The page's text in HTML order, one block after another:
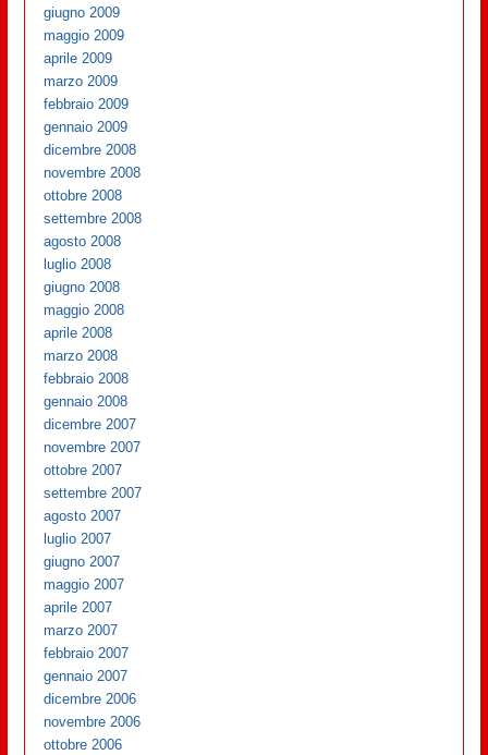
giugno 2009
maggio 2009
aprile 2009
marzo 2009
febbraio 2009
gennaio 2009
dicembre 2008
novembre 2008
ottobre 2008
settembre 2008
agosto 2008
luglio 2008
giugno 2008
maggio 2008
aprile 2008
marzo 2008
febbraio 2008
gennaio 2008
dicembre 2007
novembre 2007
ottobre 2007
settembre 2007
agosto 2007
luglio 2007
giugno 2007
maggio 2007
aprile 2007
marzo 2007
febbraio 2007
gennaio 2007
dicembre 2006
novembre 2006
ottobre 2006